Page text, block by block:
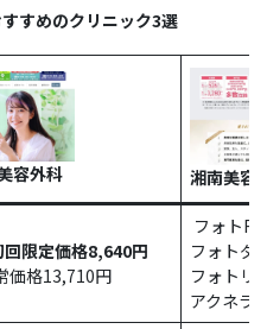
すめのクリニック3選
容外科 湘南美容
回限定価格8,640円
価格13,710円
フォト
フォトダ
フォトリ
アクネラ